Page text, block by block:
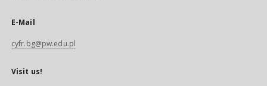
E-Mail
cyfr.bg@pw.edu.pl
Visit us!